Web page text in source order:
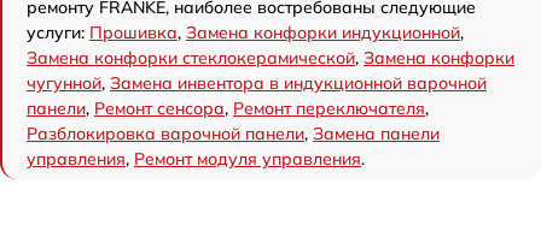
ремонту FRANKE, наиболее востребованы следующие
услуги: Прошивка, Замена конфорки индукционной,
Замена конфорки стеклокерамической, Замена конфорки
чугунной, Замена инвентора в индукционной варочной
панели, Ремонт сенсора, Ремонт переключателя,
Разблокировка варочной панели, Замена панели
управления, Ремонт модуля управления.